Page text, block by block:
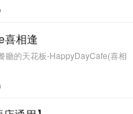
喜相逢
廳的天花板-HappyDayCafe(喜相